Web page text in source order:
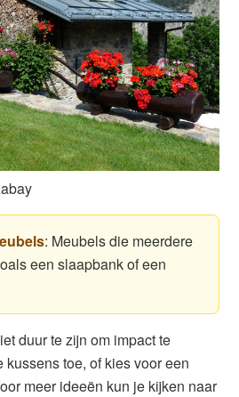
: Meubels die meerdere
een slaapbank of een
duur te zijn om impact te
kussens toe, of kies voor een
meer ideeën kun je kijken naar